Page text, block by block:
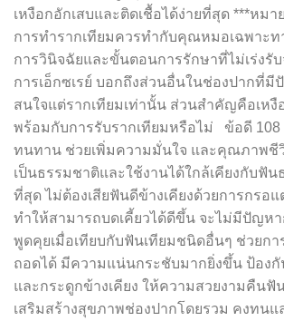
เหงือกอักเสบและติดเชื้อได้ง่ายที่สุด ***หม
การทำรากเทียมควรทำกับคุณหมอเฉพาะท
การวินิจฉัยและขั้นตอนการรักษาที่ไม่เร่งรับ
การเอ็กซเรย์ บอกถึงส่วนอื่นในช่องปากที่มี
สนใจแต่รากเทียมเท่านั้น ส่วนสำคัญคือเหงื
พร้อมกับการรับรากเทียมหรือไม่ ข้อดี 108
ทนทาน ช่วยเพิ่มความมั่นใจ และคุณภาพชี
เป็นธรรมชาติและใช้งานได้ใกล้เคียงกับฟั
ที่สุด ไม่ต้องเสียฟันดีข้างเคียงด้วยการกรอแ
ทำให้สามารถบดเคี้ยวได้ดีขึ้น จะไม่มีปัญหา
พูดคุยเมื่อเทียบกับฟันเทียมชนิดอื่นๆ ช่วยกา
ถอดได้ มีความแน่นกระชับมากยิ่งขึ้น ป้อง
และกระดูกข้างเคียง ให้ความสวยงามคืนฟั
เสริมสร้างสุขภาพช่องปากโดยรวม คงทนแ